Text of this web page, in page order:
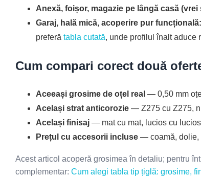
Anexă, foișor, magazie pe lângă casă
Garaj, hală mică, acoperire pur funcțională:
preferă tabla cutată, unde profilul înalt aduce
Cum compari corect două
Aceeași grosime de oțel real — 0,50 mm
Același strat anticorozie — Z275 cu Z275,
Același finisaj — mat cu mat, lucios cu
Prețul cu accesorii incluse — coamă, dolie,
Acest articol acoperă grosimea în detaliu; pentru
complementar: Cum alegi tabla tip țiglă: grosime,